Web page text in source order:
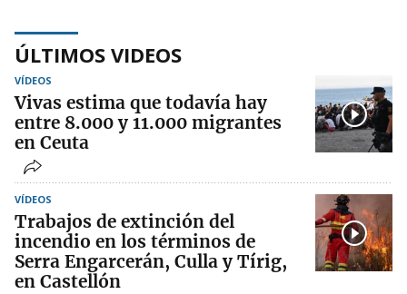
ÚLTIMOS VIDEOS
VÍDEOS
Vivas estima que todavía hay
entre 8.000 y 11.000 migrantes
en Ceuta
VÍDEOS
Trabajos de extinción del
incendio en los términos de
Serra Engarcerán, Culla y Tírig,
en Castellón